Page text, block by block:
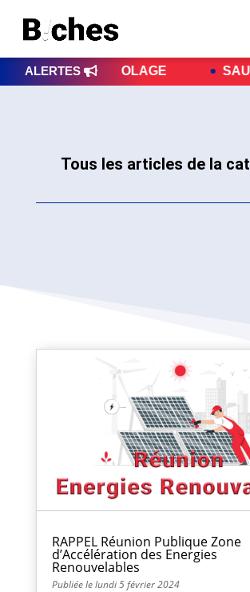
ALERTES
CAMBRIOLAGE SAUR |
Tous les articles de la
RAPPEL Réunion Publique Zone
d’Accélération des Energies
Renouvelables
lundi 5 février 2024